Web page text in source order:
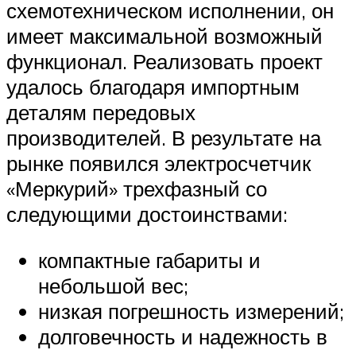
схемотехническом исполнении, он
имеет максимальной возможный
функционал. Реализовать проект
удалось благодаря импортным
деталям передовых
производителей. В результате на
рынке появился электросчетчик
«Меркурий» трехфазный со
следующими достоинствами:
компактные габариты и
небольшой вес;
низкая погрешность измерений;
долговечность и надежность в